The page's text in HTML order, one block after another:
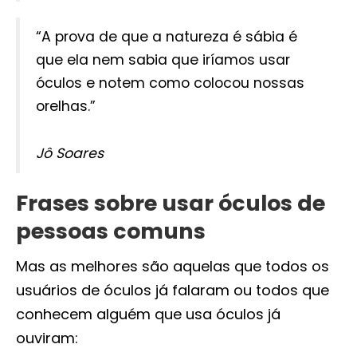
“A prova de que a natureza é sábia é
que ela nem sabia que iríamos usar
óculos e notem como colocou nossas
orelhas.”
Jô Soares
Frases sobre usar óculos de
pessoas comuns
Mas as melhores são aquelas que todos os
usuários de óculos já falaram ou todos que
conhecem alguém que usa óculos já
ouviram: